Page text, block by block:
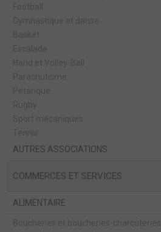
Football
Gymnastique et danse
Basket
Escalade
Hand et Volley-Ball
Parachutisme
Pétanque
Rugby
Sport mécaniques
Tennis
AUTRES ASSOCIATIONS
COMMERCES ET SERVICES
ALIMENTAIRE
Boucheries et boucheries-charcuteries